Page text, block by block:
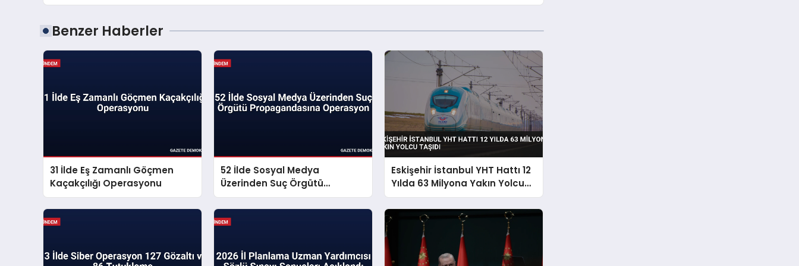
Benzer Haberler
31 İlde Eş Zamanlı Göçmen
Kaçakçılığı Operasyonu
52 İlde Sosyal Medya
Üzerinden Suç Örgütü
Propagandasına Operasyon
Eskişehir İstanbul YHT Hattı 12
Yılda 63 Milyona Yakın Yolcu
Taşıdı